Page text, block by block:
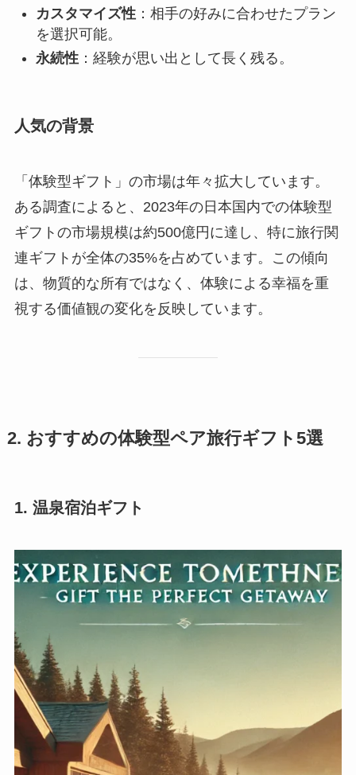
カスタマイズ性：相手の好みに合わせたプラン
を選択可能。
永続性：経験が思い出として長く残る。
人気の背景
「体験型ギフト」の市場は年々拡大しています。
ある調査によると、2023年の日本国内での体験型
ギフトの市場規模は約500億円に達し、特に旅行関
連ギフトが全体の35%を占めています。この傾向
は、物質的な所有ではなく、体験による幸福を重
視する価値観の変化を反映しています。
2. おすすめの体験型ペア旅行ギフト5選
1. 温泉宿泊ギフト